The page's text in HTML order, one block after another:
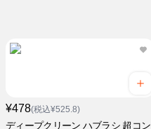
¥478(税込¥525.8)
ディープクリーン ハブラシ 超コン